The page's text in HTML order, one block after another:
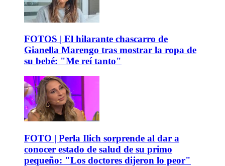
FOTOS | El hilarante chascarro de
Gianella Marengo tras mostrar la ropa de
su bebé: "Me reí tanto"
FOTO | Perla Ilich sorprende al dar a
conocer estado de salud de su primo
pequeño: "Los doctores dijeron lo peor"